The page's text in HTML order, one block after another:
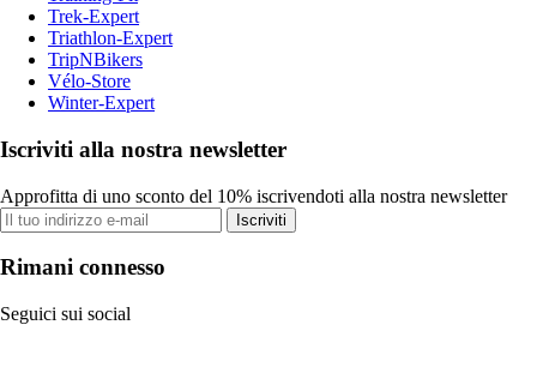
Trek-Expert
Triathlon-Expert
TripNBikers
Vélo-Store
Winter-Expert
Iscriviti alla nostra newsletter
Approfitta di uno sconto del 10% iscrivendoti alla nostra newsletter
Iscriviti
Rimani connesso
Seguici sui social